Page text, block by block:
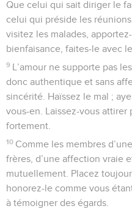
Que celui qui sait diriger le
celui qui préside les
visitez les malades,
bienfaisance, faites-le avec
9 L’amour ne supporte pas
donc authentique et sans
sincérité. Haïssez le mal ;
vous-en. Laissez-vous
fortement.
10 Comme les membres
frères, d’une affection vraie
mutuellement. Placez
honorez-le comme vous
à témoigner des égards.